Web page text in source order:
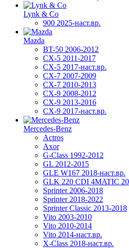
Lynk & Co
900 2025-наст.вр.
Mazda
BT-50 2006-2012
CX-5 2011-2017
CX-5 2017-наст.вр.
CX-7 2007-2009
CX-7 2010-2013
CX-9 2008-2012
CX-9 2013-2016
CX-9 2017-наст.вр.
Mercedes-Benz
Actros
Axor
G-Class 1992-2012
GL 2012-2015
GLE W167 2018-наст.вр.
GLK 220 CDI 4MATIC
Sprinter 2006-2018
Sprinter 2018-2022
Sprinter Classic 2013-2018
Vito 2003-2010
Vito 2010-2014
Vito 2014-наст.вр.
X-Class 2018-наст.вр.